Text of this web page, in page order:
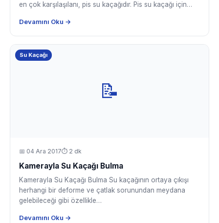
en çok karşılaşılanı, pis su kaçağıdır. Pis su kaçağı için…
Devamını Oku →
📝
Su Kaçağı
📅 04 Ara 2017⏱ 2 dk
Kamerayla Su Kaçağı Bulma
Kamerayla Su Kaçağı Bulma Su kaçağının ortaya çıkışı
herhangi bir deforme ve çatlak sorunundan meydana
gelebileceği gibi özellikle…
Devamını Oku →